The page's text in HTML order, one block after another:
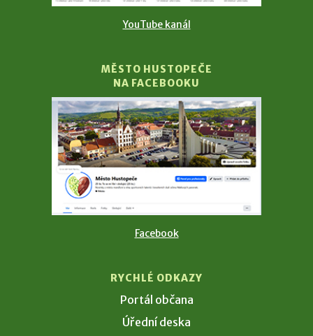
YouTube kanál
MĚSTO HUSTOPEČE
NA FACEBOOKU
Facebook
RYCHLÉ ODKAZY
Portál občana
Úřední deska